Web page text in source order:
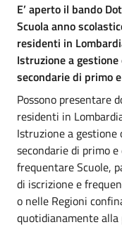
E’ aperto il bando
Scuola anno
residenti in
Istruzione a
secondarie di primo
Possono presentare
residenti in
Istruzione a gestione
secondarie di primo
frequentare Scuole,
di iscrizione e
o nelle Regioni
quotidianamente alla